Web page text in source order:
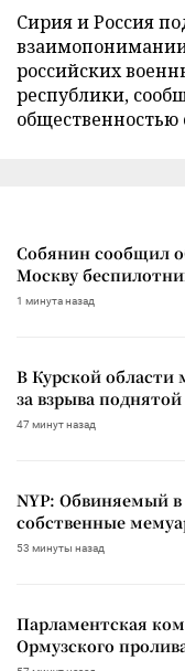
Сирия и Россия
российских
республики,
Собянин сообщил
Москву
1 минута назад
В Курской
за взрыва
47 минут назад
NYP: Обвиняемый в
собственные
53 минуты назад
Парламентская
Ормузского